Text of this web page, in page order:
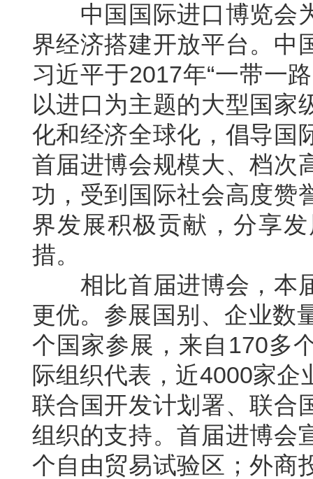
中国国际进口博览会为
界经济搭建开放平台。中
习近平于2017年“一带一
以进口为主题的大型国家
化和经济全球化，倡导国
首届进博会规模大、档次
功，受到国际社会高度赞
界发展积极贡献，分享
措。
相比首届进博会，本届
更优。参展国别、企业数
个国家参展，来自170多
际组织代表，近4000家
联合国开发计划署、联合
组织的支持。首届进博会
个自由贸易试验区；外商